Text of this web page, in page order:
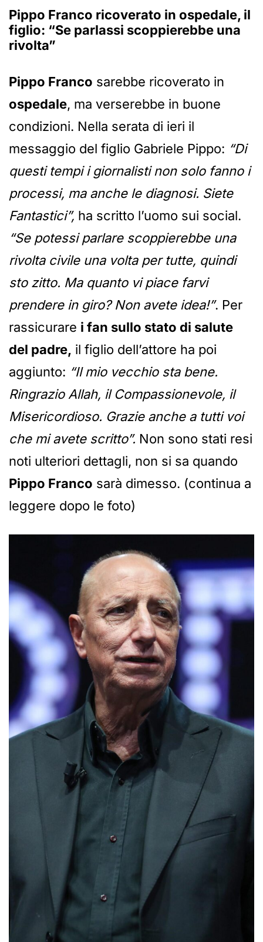
Pippo Franco ricoverato in ospedale, il
figlio: “Se parlassi scoppierebbe una
rivolta”
Pippo Franco sarebbe ricoverato in
ospedale, ma verserebbe in buone
condizioni. Nella serata di ieri il
messaggio del figlio Gabriele Pippo: “Di
questi tempi i giornalisti non solo fanno i
processi, ma anche le diagnosi. Siete
Fantastici”, ha scritto l’uomo sui social.
“Se potessi parlare scoppierebbe una
rivolta civile una volta per tutte, quindi
sto zitto. Ma quanto vi piace farvi
prendere in giro? Non avete idea!”. Per
rassicurare i fan sullo stato di salute
del padre, il figlio dell’attore ha poi
aggiunto: “Il mio vecchio sta bene.
Ringrazio Allah, il Compassionevole, il
Misericordioso. Grazie anche a tutti voi
che mi avete scritto”. Non sono stati resi
noti ulteriori dettagli, non si sa quando
Pippo Franco sarà dimesso. (continua a
leggere dopo le foto)